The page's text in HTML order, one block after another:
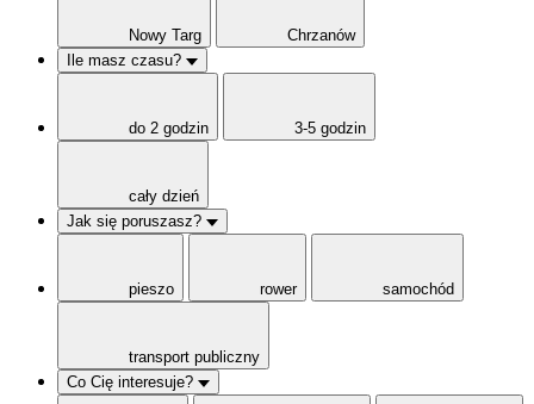
Nowy Targ
Chrzanów
Ile masz czasu?
do 2 godzin 3-5 godzin
cały dzień
Jak się poruszasz?
pieszo rower samochód
transport publiczny
Co Cię interesuje?